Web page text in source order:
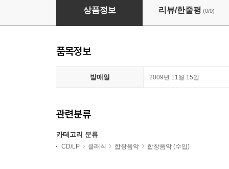
Ton Koopman 바흐: 의회 선거 칸타타
상품정보 리뷰/한줄평 (0/0)
품목정보
발매일 2009년 11월 15일
관련분류
카테고리 분류
CD/LP 클래식 합창음악 합창음악 (수입)